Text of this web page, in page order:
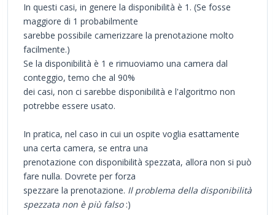
In questi casi, in genere la disponibilità è 1. (Se fosse
maggiore di 1 probabilmente
sarebbe possibile camerizzare la prenotazione molto
facilmente.)
Se la disponibilità è 1 e rimuoviamo una camera dal
conteggio, temo che al 90%
dei casi, non ci sarebbe disponibilità e l'algoritmo non
potrebbe essere usato.
In pratica, nel caso in cui un ospite voglia esattamente
una certa camera, se entra una
prenotazione con disponibilità spezzata, allora non si può
fare nulla. Dovrete per forza
spezzare la prenotazione. Il problema della disponibilità
spezzata non è più falso:)